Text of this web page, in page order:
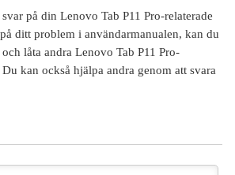
på din Lenovo Tab P11 Pro-relaterade
ditt problem i användarmanualen, kan du
låta andra Lenovo Tab P11 Pro-
kan också hjälpa andra genom att svara